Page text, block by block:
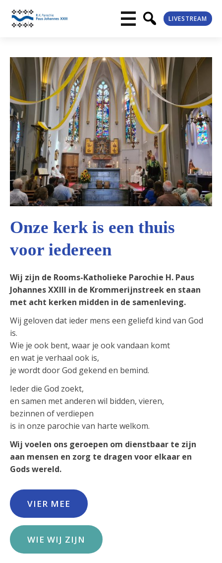
LIVESTREAM
Onze kerk is een thuis
voor iedereen
Wij zijn de Rooms-Katholieke Parochie H. Paus
Johannes XXIII in de Krommerijnstreek en staan
met acht kerken midden in de samenleving.
Wij geloven dat ieder mens een geliefd kind van God
is.
Wie je ook bent, waar je ook vandaan komt
en wat je verhaal ook is,
je wordt door God gekend en bemind.
Ieder die God zoekt,
en samen met anderen wil bidden, vieren,
bezinnen of verdiepen
is in onze parochie van harte welkom.
Wij voelen ons geroepen om dienstbaar te zijn
aan mensen en zorg te dragen voor elkaar en
Gods wereld.
VIER MEE
WIE WIJ ZIJN